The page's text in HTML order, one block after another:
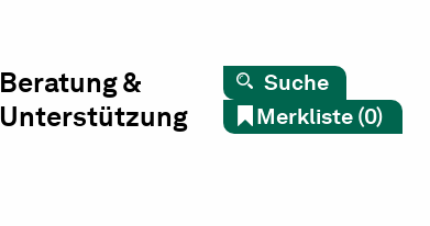
Beratung &
Unterstützung
Suche
Merkliste (0)